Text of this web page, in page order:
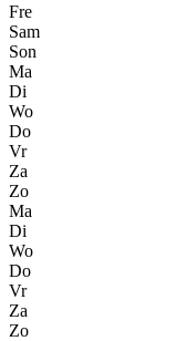
Fre
Sam
Son
Ma
Di
Wo
Do
Vr
Za
Zo
Ma
Di
Wo
Do
Vr
Za
Zo